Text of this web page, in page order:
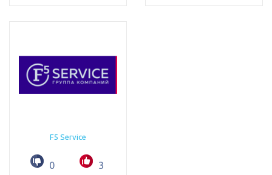
F5 Service
0 3